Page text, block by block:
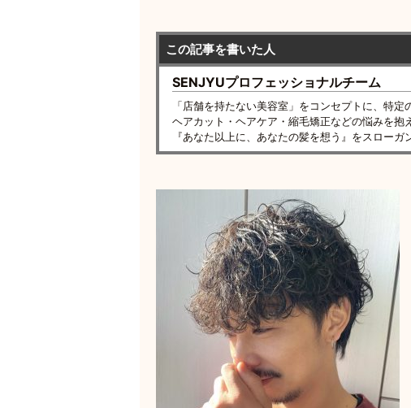
この記事を書いた人
SENJYUプロフェッショナルチーム
「店舗を持たない美容室」をコンセプトに、特
ヘアカット・ヘアケア・縮毛矯正などの悩みを抱
『あなた以上に、あなたの髪を想う』をスロー